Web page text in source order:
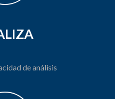
de análisis